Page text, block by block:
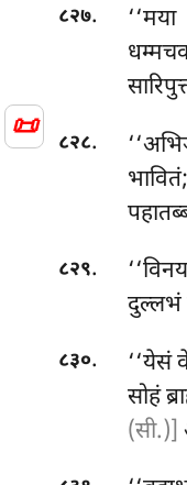
📜
८२७. ‘‘मया
८२८.
भावितं;
८२९.
दुल्लभं
८३०.
‘‘येसं
सोहं
(सी.)]